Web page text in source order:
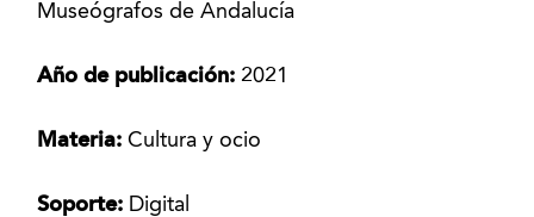
Museógrafos de Andalucía
Año de publicación: 2021
Materia:Cultura y ocio
Soporte: Digital